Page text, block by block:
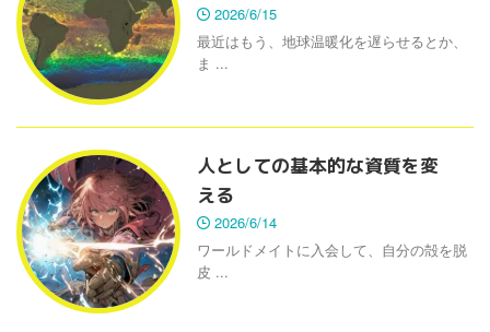
2026/6/15
最近はもう、地球温暖化を遅らせるとか、
ま ...
人としての基本的な資質を変
える
2026/6/14
ワールドメイトに入会して、自分の殻を脱
皮 ...